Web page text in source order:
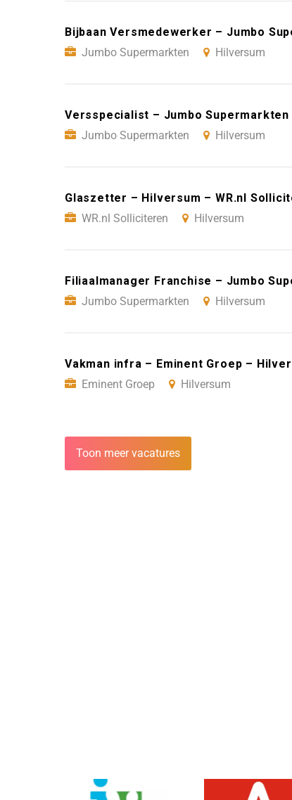
Bijbaan Versmedewerker – Jumbo
Jumbo Supermarkten
Hilversum
Versspecialist – Jumbo Supermarkten
Jumbo Supermarkten
Hilversum
Glaszetter – Hilversum – WR.nl
WR.nl Solliciteren
Hilversum
Filiaalmanager Franchise – Jumbo
Jumbo Supermarkten
Hilversum
Vakman infra – Eminent Groep –
Eminent Groep
Hilversum
Toon meer vacatures